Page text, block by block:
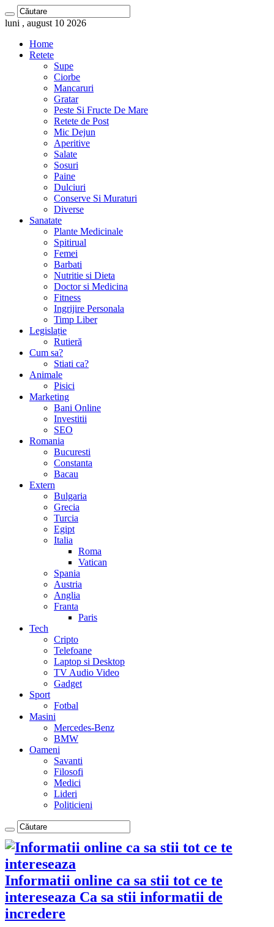
luni , august 10 2026
Home
Retete
Supe
Ciorbe
Mancaruri
Gratar
Peste Si Fructe De Mare
Retete de Post
Mic Dejun
Aperitive
Salate
Sosuri
Paine
Dulciuri
Conserve Si Muraturi
Diverse
Sanatate
Plante Medicinale
Spitirual
Femei
Barbati
Nutritie si Dieta
Doctor si Medicina
Fitness
Ingrijire Personala
Timp Liber
Legislație
Rutieră
Cum sa?
Stiati ca?
Animale
Pisici
Marketing
Bani Online
Investitii
SEO
Romania
Bucuresti
Constanta
Bacau
Extern
Bulgaria
Grecia
Turcia
Egipt
Italia
Roma
Vatican
Spania
Austria
Anglia
Franta
Paris
Tech
Cripto
Telefoane
Laptop si Desktop
TV Audio Video
Gadget
Sport
Fotbal
Masini
Mercedes-Benz
BMW
Oameni
Savanti
Filosofi
Medici
Lideri
Politicieni
Informatii online ca sa stii tot ce te
intereseaza Ca sa stii informatii de
incredere